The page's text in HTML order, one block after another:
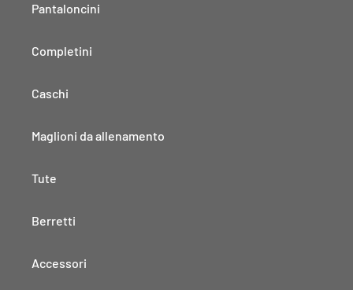
Pantaloncini
Completini
Caschi
Maglioni da allenamento
Tute
Berretti
Accessori